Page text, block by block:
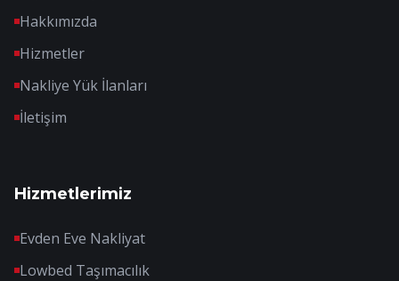
Hakkımızda
Hizmetler
Nakliye Yük İlanları
İletişim
Hizmetlerimiz
Evden Eve Nakliyat
Lowbed Taşımacılık